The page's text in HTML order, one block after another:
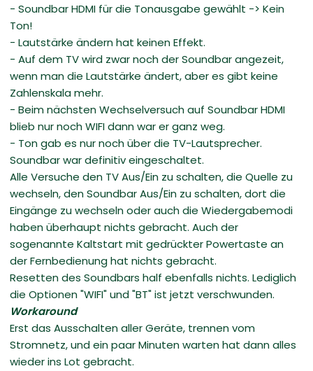
- Soundbar HDMI für die Tonausgabe gewählt -> Kein
Ton!
- Lautstärke ändern hat keinen Effekt.
- Auf dem TV wird zwar noch der Soundbar angezeit,
wenn man die Lautstärke ändert, aber es gibt keine
Zahlenskala mehr.
- Beim nächsten Wechselversuch auf Soundbar HDMI
blieb nur noch WIFI dann war er ganz weg.
- Ton gab es nur noch über die TV-Lautsprecher.
Soundbar war definitiv eingeschaltet.
Alle Versuche den TV Aus/Ein zu schalten, die Quelle zu
wechseln, den Soundbar Aus/Ein zu schalten, dort die
Eingänge zu wechseln oder auch die Wiedergabemodi
haben überhaupt nichts gebracht. Auch der
sogenannte Kaltstart mit gedrückter Powertaste an
der Fernbedienung hat nichts gebracht.
Resetten des Soundbars half ebenfalls nichts. Lediglich
die Optionen "WIFI" und "BT" ist jetzt verschwunden.
Workaround
Erst das Ausschalten aller Geräte, trennen vom
Stromnetz, und ein paar Minuten warten hat dann alles
wieder ins Lot gebracht.